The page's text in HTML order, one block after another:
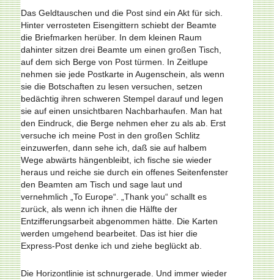
Das Geldtauschen und die Post sind ein Akt für sich.
Hinter verrosteten Eisengittern schiebt der Beamte
die Briefmarken herüber. In dem kleinen Raum
dahinter sitzen drei Beamte um einen großen Tisch,
auf dem sich Berge von Post türmen. In Zeitlupe
nehmen sie jede Postkarte in Augenschein, als wenn
sie die Botschaften zu lesen versuchen, setzen
bedächtig ihren schweren Stempel darauf und legen
sie auf einen unsichtbaren Nachbarhaufen. Man hat
den Eindruck, die Berge nehmen eher zu als ab. Erst
versuche ich meine Post in den großen Schlitz
einzuwerfen, dann sehe ich, daß sie auf halbem
Wege abwärts hängenbleibt, ich fische sie wieder
heraus und reiche sie durch ein offenes Seitenfenster
den Beamten am Tisch und sage laut und
vernehmlich „To Europe“. „Thank you“ schallt es
zurück, als wenn ich ihnen die Hälfte der
Entzifferungsarbeit abgenommen hätte. Die Karten
werden umgehend bearbeitet. Das ist hier die
Express-Post denke ich und ziehe beglückt ab.
Die Horizontlinie ist schnurgerade. Und immer wieder